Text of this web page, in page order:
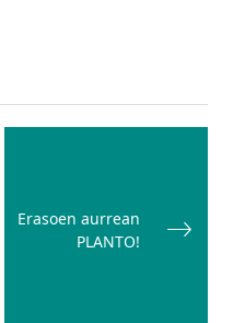
Erasoen aurrean
PLANTO!